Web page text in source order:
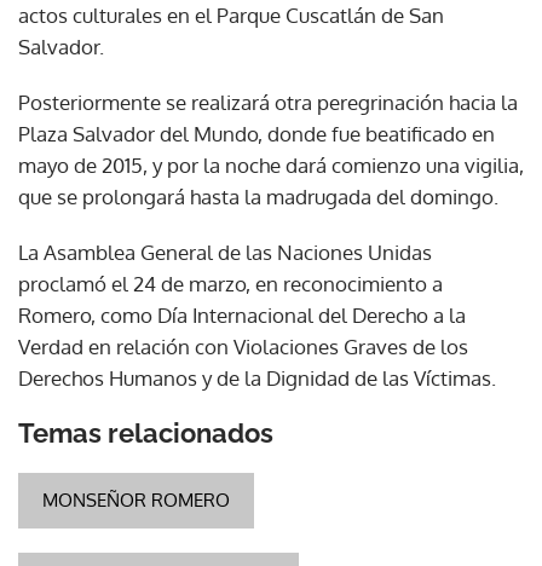
actos culturales en el Parque Cuscatlán de San
Salvador.
Posteriormente se realizará otra peregrinación hacia la
Plaza Salvador del Mundo, donde fue beatificado en
mayo de 2015, y por la noche dará comienzo una vigilia,
que se prolongará hasta la madrugada del domingo.
La Asamblea General de las Naciones Unidas
proclamó el 24 de marzo, en reconocimiento a
Romero, como Día Internacional del Derecho a la
Verdad en relación con Violaciones Graves de los
Derechos Humanos y de la Dignidad de las Víctimas.
Temas relacionados
MONSEÑOR ROMERO